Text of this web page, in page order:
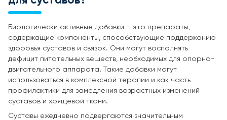
Биологически активные добавки – это препараты,
содержащие компоненты, способствующие поддержанию
здоровья суставов и связок. Они могут восполнять
дефицит питательных веществ, необходимых для опорно-
двигательного аппарата. Такие добавки могут
использоваться в комплексной терапии и как часть
профилактики для замедления возрастных изменений
суставов и хрящевой ткани.
Суставы ежедневно подвергаются значительным